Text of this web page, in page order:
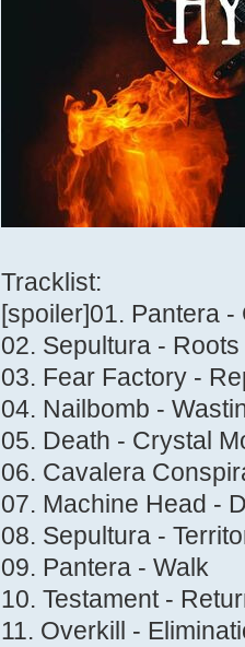
Tracklist:
[spoiler]01. Pantera
02. Sepultura -
03. Fear Factory -
04. Nailbomb -
05. Death - Crystal
06. Cavalera
07. Machine Head -
08. Sepultura -
09. Pantera - Walk
10. Testament -
11. Overkill -